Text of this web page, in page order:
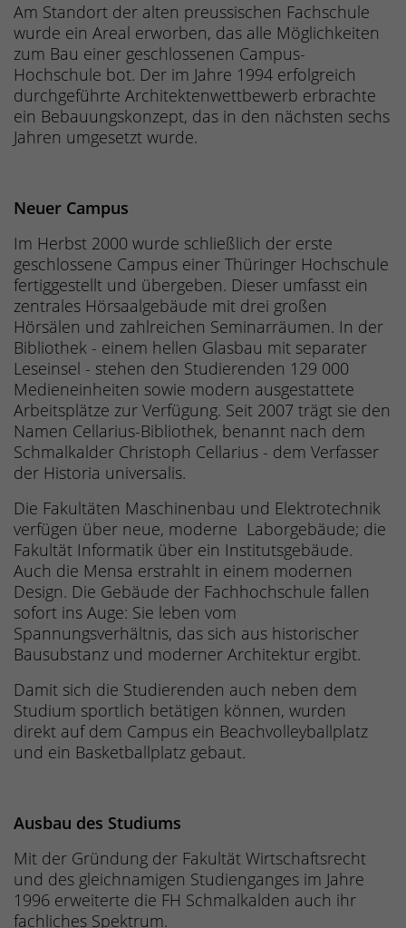
Am Standort der alten preussischen Fachschule
wurde ein Areal erworben, das alle Möglichkeiten
zum Bau einer geschlossenen Campus-
Hochschule bot. Der im Jahre 1994 erfolgreich
durchgeführte Architektenwettbewerb erbrachte
ein Bebauungskonzept, das in den nächsten sechs
Jahren umgesetzt wurde.
Neuer Campus
Im Herbst 2000 wurde schließlich der erste
geschlossene Campus einer Thüringer Hochschule
fertiggestellt und übergeben. Dieser umfasst ein
zentrales Hörsaalgebäude mit drei großen
Hörsälen und zahlreichen Seminarräumen. In der
Bibliothek - einem hellen Glasbau mit separater
Leseinsel - stehen den Studierenden 129 000
Medieneinheiten sowie modern ausgestattete
Arbeitsplätze zur Verfügung. Seit 2007 trägt sie den
Namen Cellarius-Bibliothek, benannt nach dem
Schmalkalder Christoph Cellarius - dem Verfasser
der Historia universalis.
Die Fakultäten Maschinenbau und Elektrotechnik
verfügen über neue, moderne Laborgebäude; die
Fakultät Informatik über ein Institutsgebäude.
Auch die Mensa erstrahlt in einem modernen
Design. Die Gebäude der Fachhochschule fallen
sofort ins Auge: Sie leben vom
Spannungsverhältnis, das sich aus historischer
Bausubstanz und moderner Architektur ergibt.
Damit sich die Studierenden auch neben dem
Studium sportlich betätigen können, wurden
direkt auf dem Campus ein Beachvolleyballplatz
und ein Basketballplatz gebaut.
Ausbau des Studiums
Mit der Gründung der Fakultät Wirtschaftsrecht
und des gleichnamigen Studienganges im Jahre
1996 erweiterte die FH Schmalkalden auch ihr
fachliches Spektrum.